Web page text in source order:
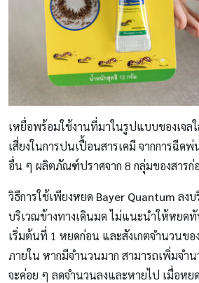
เหยื่อพร้อมใช้งานที่มาในรูปแบบของเจล
เสี่ยงในการปนเปื้อนสารเคมี จากการฉี
อื่น ๆ ผลิตภัณฑ์ปราศจาก 8 กลุ่มของสาร
วิธีการใช้เพียงหยด Bayer Quantum ลง
บริเวณข้างทางเดินมด ไม่แนะนำให้หยด
เริ่มต้นที่ 1 หยดก่อน และสังเกตจำนวนขอ
ภายใน หากมีจำนวนมาก สามารถเพิ่มจำ
จะค่อย ๆ ลดจำนวนลงและหายไป เมื่อหย